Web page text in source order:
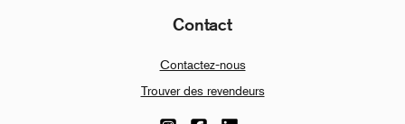
Contact
Contactez-nous
Trouver des revendeurs